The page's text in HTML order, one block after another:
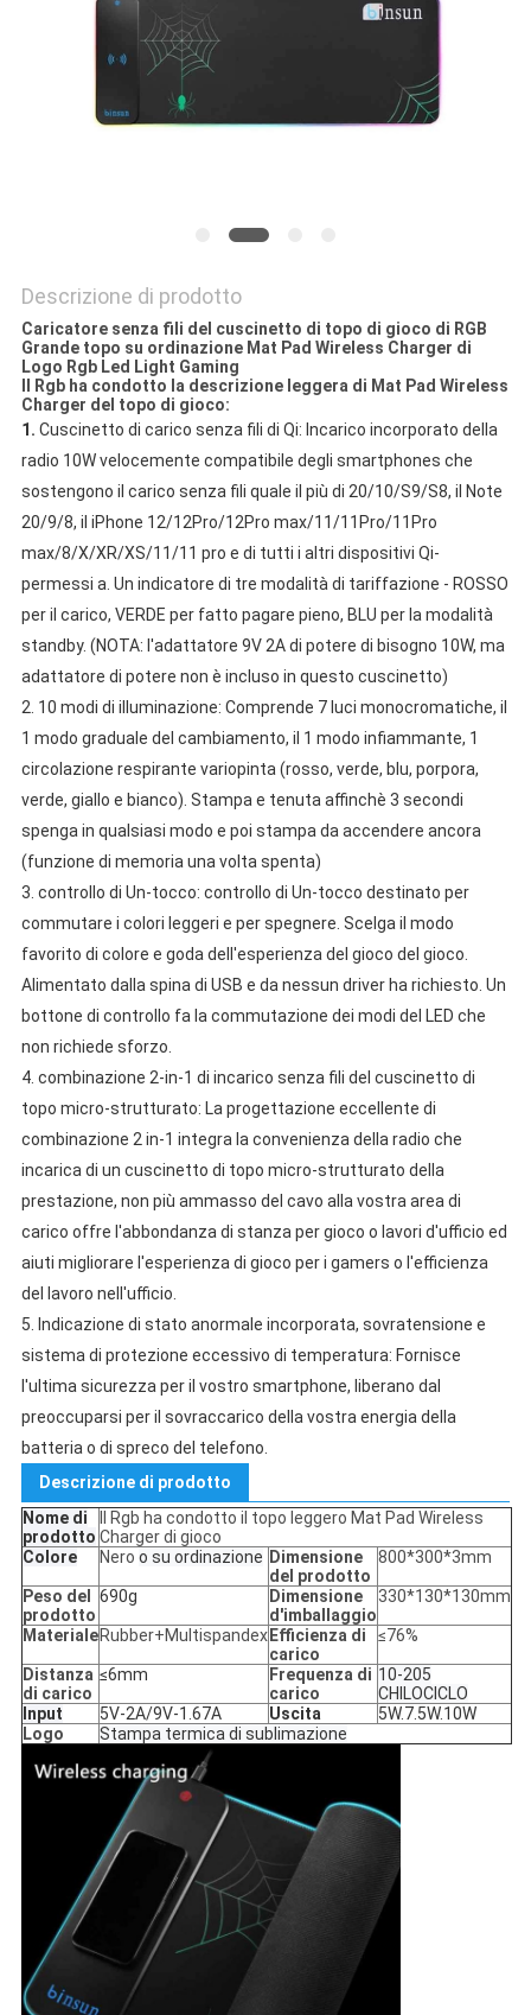
Descrizione di prodotto
Caricatore senza fili del cuscinetto di topo di gioco di RGB
Grande topo su ordinazione Mat Pad Wireless Charger di
Logo Rgb Led Light Gaming
Il Rgb ha condotto la descrizione leggera di Mat Pad Wireless
Charger del topo di gioco:
1. Cuscinetto di carico senza fili di Qi: Incarico incorporato della
radio 10W velocemente compatibile degli smartphones che
sostengono il carico senza fili quale il più di 20/10/S9/S8, il Note
20/9/8, il iPhone 12/12Pro/12Pro max/11/11Pro/11Pro
max/8/X/XR/XS/11/11 pro e di tutti i altri dispositivi Qi-
permessi a. Un indicatore di tre modalità di tariffazione - ROSSO
per il carico, VERDE per fatto pagare pieno, BLU per la modalità
standby. (NOTA: l'adattatore 9V 2A di potere di bisogno 10W, ma
adattatore di potere non è incluso in questo cuscinetto)
2. 10 modi di illuminazione: Comprende 7 luci monocromatiche, il
1 modo graduale del cambiamento, il 1 modo infiammante, 1
circolazione respirante variopinta (rosso, verde, blu, porpora,
verde, giallo e bianco). Stampa e tenuta affinchè 3 secondi
spenga in qualsiasi modo e poi stampa da accendere ancora
(funzione di memoria una volta spenta)
3. controllo di Un-tocco: controllo di Un-tocco destinato per
commutare i colori leggeri e per spegnere. Scelga il modo
favorito di colore e goda dell'esperienza del gioco del gioco.
Alimentato dalla spina di USB e da nessun driver ha richiesto. Un
bottone di controllo fa la commutazione dei modi del LED che
non richiede sforzo.
4. combinazione 2-in-1 di incarico senza fili del cuscinetto di
topo micro-strutturato: La progettazione eccellente di
combinazione 2 in-1 integra la convenienza della radio che
incarica di un cuscinetto di topo micro-strutturato della
prestazione, non più ammasso del cavo alla vostra area di
carico offre l'abbondanza di stanza per gioco o lavori d'ufficio ed
aiuti migliorare l'esperienza di gioco per i gamers o l'efficienza
del lavoro nell'ufficio.
5. Indicazione di stato anormale incorporata, sovratensione e
sistema di protezione eccessivo di temperatura: Fornisce
l'ultima sicurezza per il vostro smartphone, liberano dal
preoccuparsi per il sovraccarico della vostra energia della
batteria o di spreco del telefono.
Descrizione di prodotto
Nome di
prodotto
Il Rgb ha condotto il topo leggero Mat Pad Wireless
Charger di gioco
Colore
Nero o su ordinazione Dimensione
del prodotto
800*300*3mm
Peso del
prodotto
690g
Dimensione
d'imballaggio
330*130*130mm
MaterialeRubber+Multispandex Efficienza di
carico
≤76%
Distanza
di carico
≤6mm
Frequenza di
carico
10-205
CHILOCICLO
Input
5V-2A/9V-1.67A Uscita
5W.7.5W.10W
Logo
Stampa termica di sublimazione